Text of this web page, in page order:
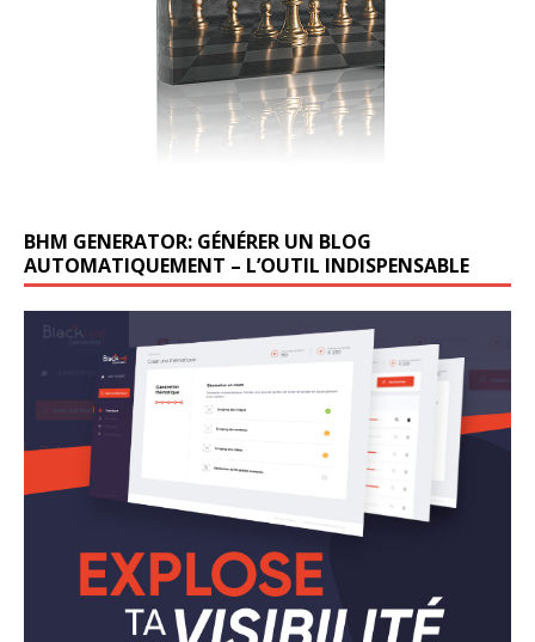
BHM GENERATOR: GÉNÉRER UN BLOG
AUTOMATIQUEMENT – L’OUTIL INDISPENSABLE